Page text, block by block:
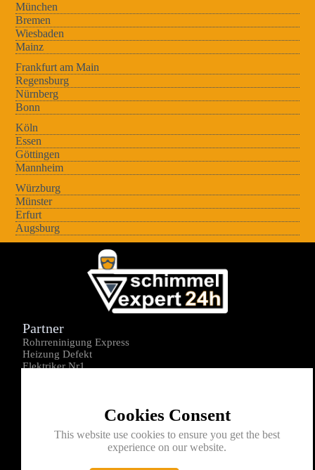
München
Bremen
Wiesbaden
Mainz
Frankfurt am Main
Regensburg
Nürnberg
Bonn
Köln
Essen
Göttingen
Mannheim
Würzburg
Münster
Erfurt
Augsburg
Cookies Consent
This website use cookies to ensure you get the best
experience on our website.
Partner
Rohrreninigung Express
Heizung Defekt
Elektriker Nr1
Kontakt